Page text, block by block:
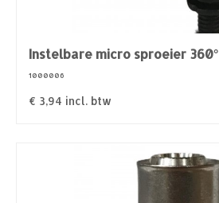
Instelbare micro sproeier 360°
1000006
€ 3,94 incl. btw